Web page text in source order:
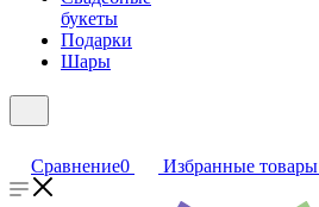
букеты
Подарки
Шары
Сравнение0 Избранные товары